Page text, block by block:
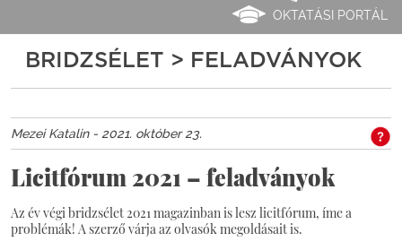
OKTATÁSI PORTÁL
BRIDZSÉLET > FELADVÁNYOK
Mezei Katalin - 2021. október 23.
Licitfórum 2021 – feladványok
Az év végi bridzsélet 2021 magazinban is lesz licitfórum, íme a
problémák! A szerző várja az olvasók megoldásait is.